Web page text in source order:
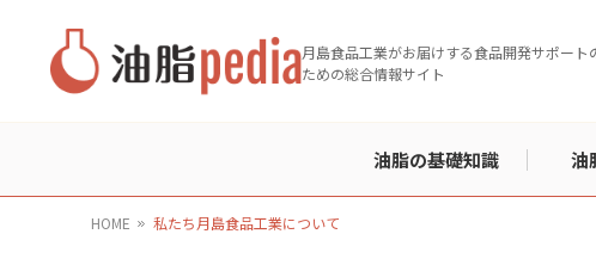
月島食品工業がお届けする食品開発サポート
ための総合情報サイト
油脂の基礎知識 油
HOME 私たち月島食品工業について